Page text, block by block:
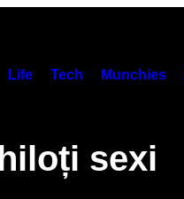
Life Tech Munchies
sexi